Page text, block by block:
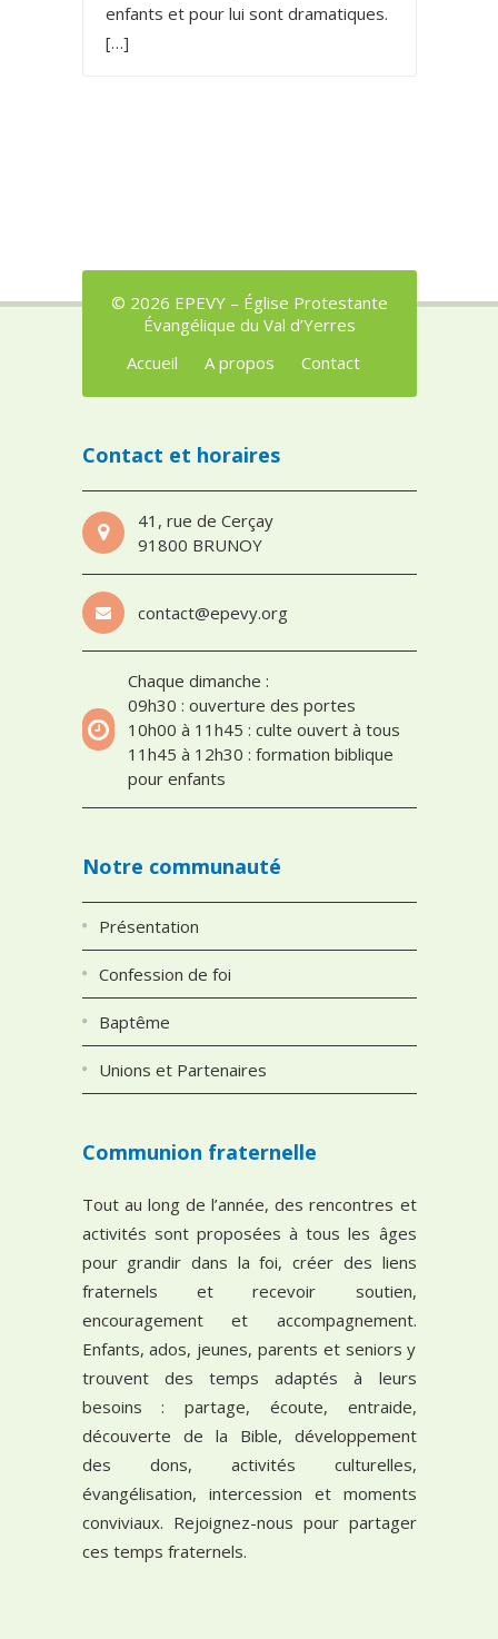
enfants et pour lui sont dramatiques.
[…]
© 2026 EPEVY – Église Protestante
Évangélique du Val d’Yerres
Accueil
A propos Contact
Contact et horaires
41, rue de Cerçay
91800 BRUNOY
contact@epevy.org
Chaque dimanche :
09h30 : ouverture des portes
10h00 à 11h45 : culte ouvert à tous
11h45 à 12h30 : formation biblique
pour enfants
Notre communauté
Présentation
Confession de foi
Baptême
Unions et Partenaires
Communion fraternelle
Tout au long de l’année, des rencontres et
activités sont proposées à tous les âges
pour grandir dans la foi, créer des liens
fraternels et recevoir soutien,
encouragement et accompagnement.
Enfants, ados, jeunes, parents et seniors y
trouvent des temps adaptés à leurs
besoins : partage, écoute, entraide,
découverte de la Bible, développement
des dons, activités culturelles,
évangélisation, intercession et moments
conviviaux. Rejoignez-nous pour partager
ces temps fraternels.